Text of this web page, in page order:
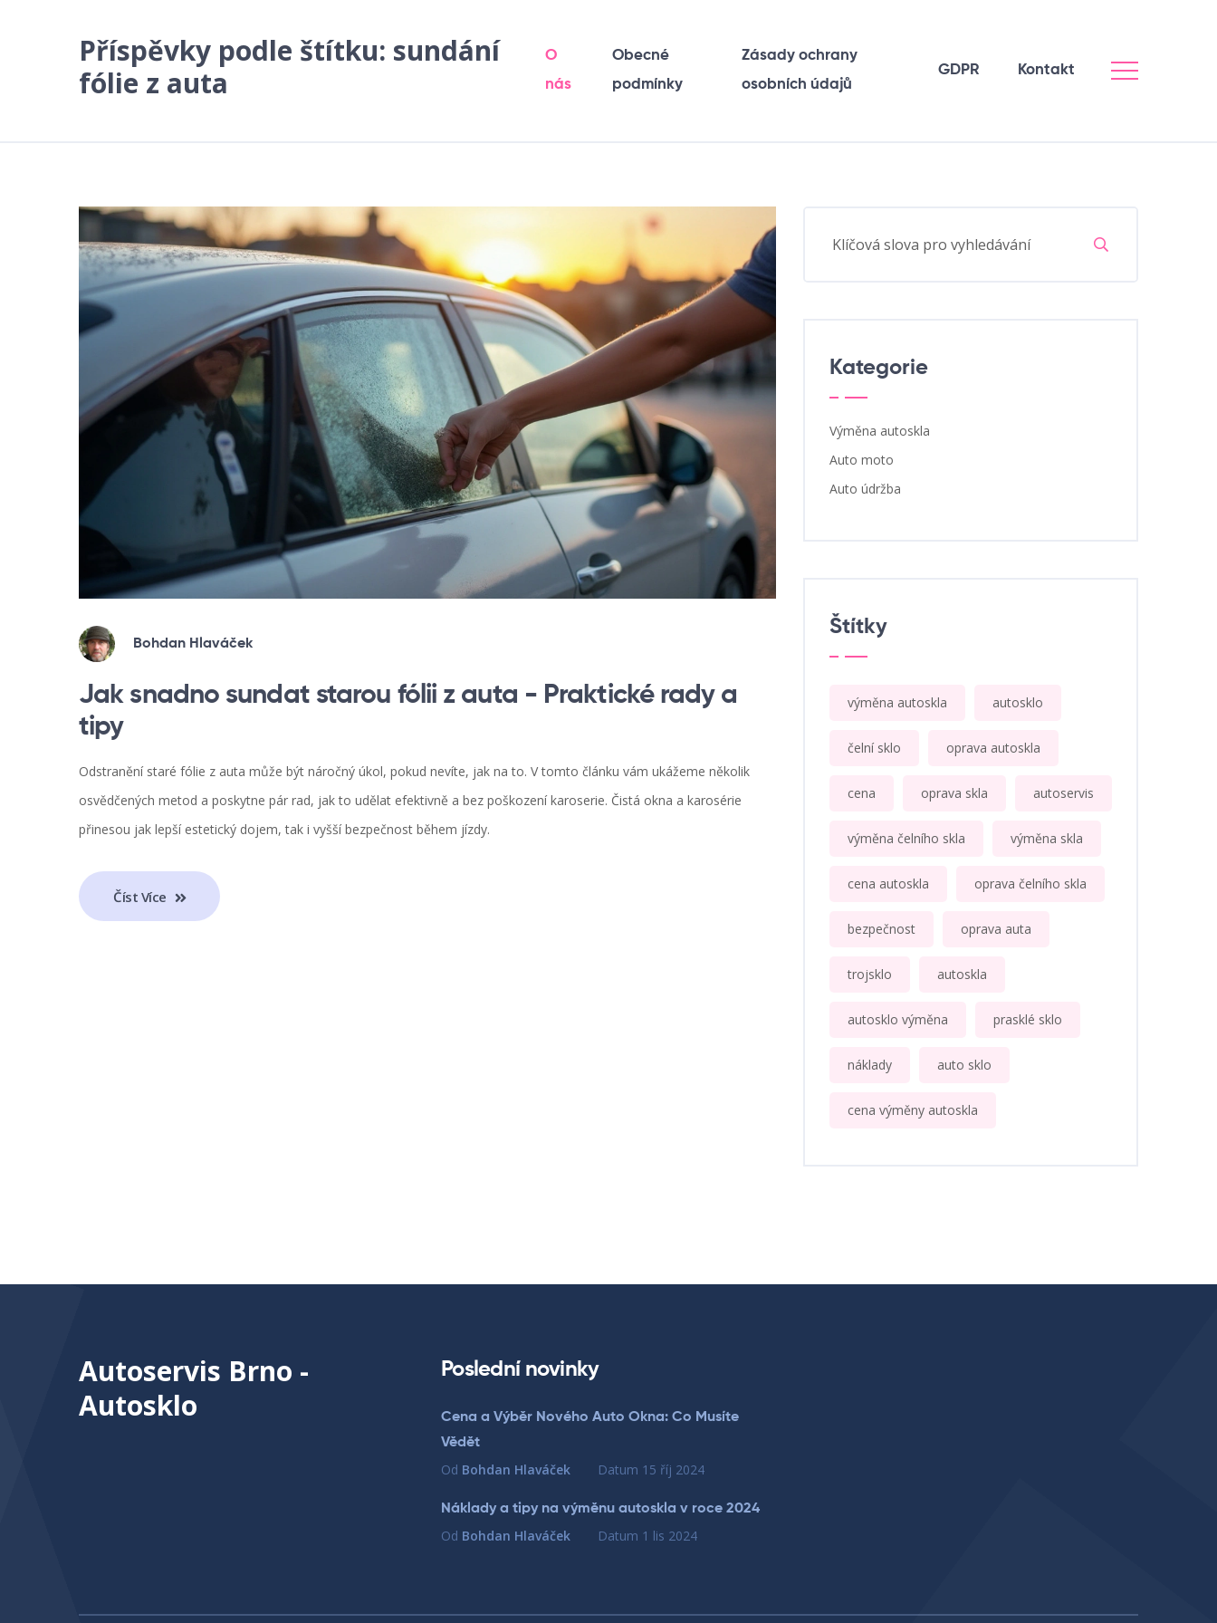
Příspěvky podle štítku: sundání
fólie z auta
O
nás
Obecné
podmínky
Zásady ochrany
osobních údajů
GDPR Kontakt
Bohdan Hlaváček
Jak snadno sundat starou fólii z auta - Praktické rady a
tipy
Odstranění staré fólie z auta může být náročný úkol, pokud nevíte, jak na to. V tomto článku vám ukážeme několik
osvědčených metod a poskytne pár rad, jak to udělat efektivně a bez poškození karoserie. Čistá okna a karosérie
přinesou jak lepší estetický dojem, tak i vyšší bezpečnost během jízdy.
Číst Více
Kategorie
Výměna autoskla
Auto moto
Auto údržba
Štítky
výměna autoskla autosklo
čelní sklo oprava autoskla
cena oprava skla autoservis
výměna čelního skla výměna skla
cena autoskla oprava čelního skla
bezpečnost oprava auta
trojsklo autoskla
autosklo výměna prasklé sklo
náklady auto sklo
cena výměny autoskla
Autoservis Brno -
Autosklo
Poslední novinky
Cena a Výběr Nového Auto Okna: Co Musíte
Vědět
Od Bohdan Hlaváček Datum 15 říj 2024
Náklady a tipy na výměnu autoskla v roce 2024
Od Bohdan Hlaváček Datum 1 lis 2024